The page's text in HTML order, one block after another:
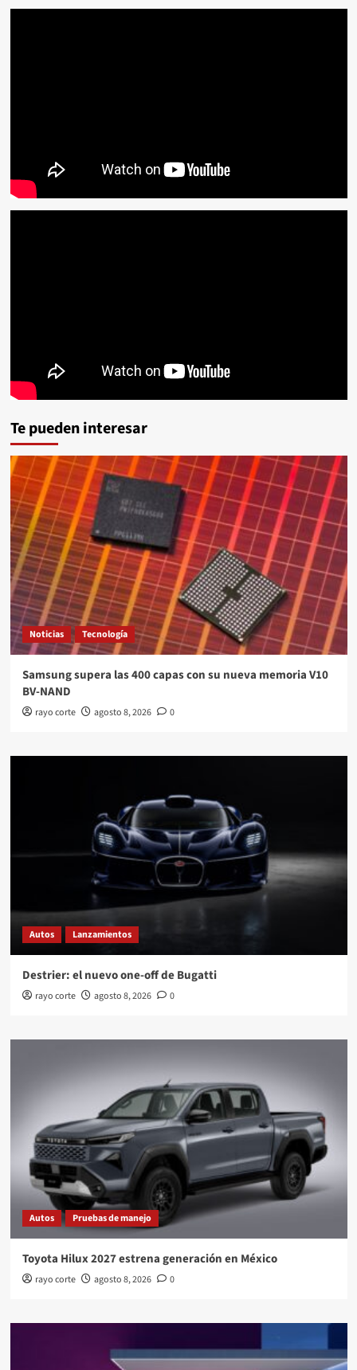
Te pueden interesar
Noticias Tecnología
Samsung supera las 400 capas con su nueva memoria V10
BV-NAND
rayo corte agosto 8, 2026 0
Autos Lanzamientos
Destrier: el nuevo one-off de Bugatti
rayo corte agosto 8, 2026 0
Autos Pruebas de manejo
Toyota Hilux 2027 estrena generación en México
rayo corte agosto 8, 2026 0